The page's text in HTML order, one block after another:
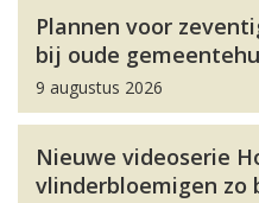
Plannen voor
bij oude
9 augustus 2026
Nieuwe videoserie
vlinderbloemigen zo